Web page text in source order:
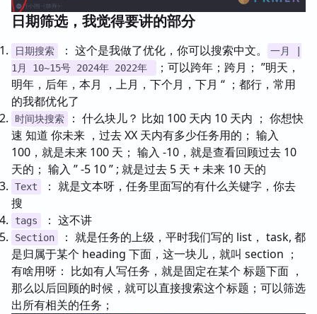
日期筛选，我觉得要讲的部分
日期搜索 ： 这个是我做了优化，你可以搜索中文。
一月 |
1月 10~15号 2024年 2022年
；可以跨年；跨月； ”明天，
明年，后年，本月 ，上月，下个月，下月 “ ；都行，常用
的我都优化了
时间块搜索
： 什么块儿？ 比如 100 天内 10 天内 ； 你想快
速 知道 你未来 ，过去 XX 天内有多少任务用的； 输入
100，就是未来 100 天； 输入 -10，就是查看回顾过去 10
天的； 输入 ” -5 10 ” ; 就是过去 5 天 + 未来 10 天的
Text
： 就是文本呀，任务里面写的有什么关键字，你去
搜
tags ： 这不讲
Section
： 就是任务的上级，平时我们写的 list， task, 都
是归属于某个 heading 下面，这一块儿，就叫 section ；
有啥用呀： 比如有人写任务，就是固定在某个 标题下面 ，
那么以后回顾的时候，就可以直接搜索这个标题；可以筛选
出所有相关的任务；